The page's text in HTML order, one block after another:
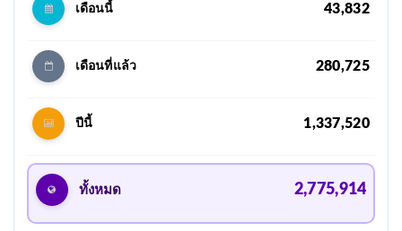
เดือนนี้ 43,832
เดือนที่แล้ว 280,725
ปีนี้ 1,337,520
ทั้งหมด 2,775,914